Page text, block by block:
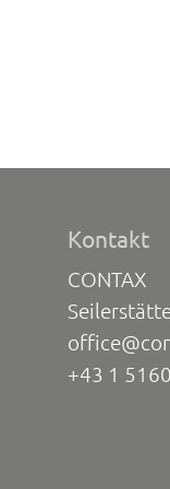
Kontakt
CONTAX
+43 1